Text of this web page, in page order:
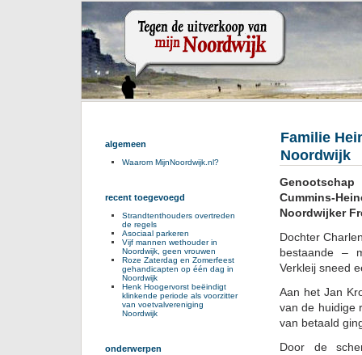
Familie
Noordwijk
Cummins-
Noordwijker
Dochter
bestaande –
Verkleij sneed
Aan het Jan
van de huidige
van betaald
Door de
algemeen
Waarom MijnNoordwijk.nl?
recent toegevoegd
Strandtenthouders overtreden
de regels
Asociaal parkeren
Vijf mannen wethouder in
Noordwijk, geen vrouwen
Roze Zaterdag en Zomerfeest
gehandicapten op één dag in
Noordwijk
Henk Hoogervorst beëindigt
klinkende periode als voorzitter
van voetvalvereniging
Noordwijk
onderwerpen